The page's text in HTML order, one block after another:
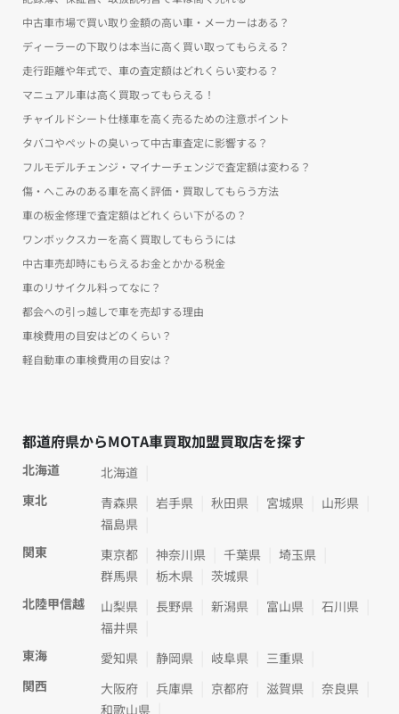
中古車市場で買い取り金額の高い車・メーカーはある？
ディーラーの下取りは本当に高く買い取ってもらえる？
走行距離や年式で、車の査定額はどれくらい変わる？
マニュアル車は高く買取ってもらえる！
チャイルドシート仕様車を高く売るための注意ポイント
タバコやペットの臭いって中古車査定に影響する？
フルモデルチェンジ・マイナーチェンジで査定額は変わる？
傷・へこみのある車を高く評価・買取してもらう方法
車の板金修理で査定額はどれくらい下がるの？
ワンボックスカーを高く買取してもらうには
中古車売却時にもらえるお金とかかる税金
車のリサイクル料ってなに？
都会への引っ越しで車を売却する理由
車検費用の目安はどのくらい？
軽自動車の車検費用の目安は？
都道府県からMOTA車買取加盟買取店を探す
北海道
北海道
東北
青森県 岩手県 秋田県 宮城県
山形県
福島県
関東
東京都 神奈川県 千葉県
埼玉県
群馬県
栃木県
茨城県
北陸甲信越
山梨県 長野県 新潟県 富山県
石川県
福井県
東海
愛知県 静岡県 岐阜県
三重県
関西
大阪府 兵庫県 京都府 滋賀県
奈良県
和歌山県